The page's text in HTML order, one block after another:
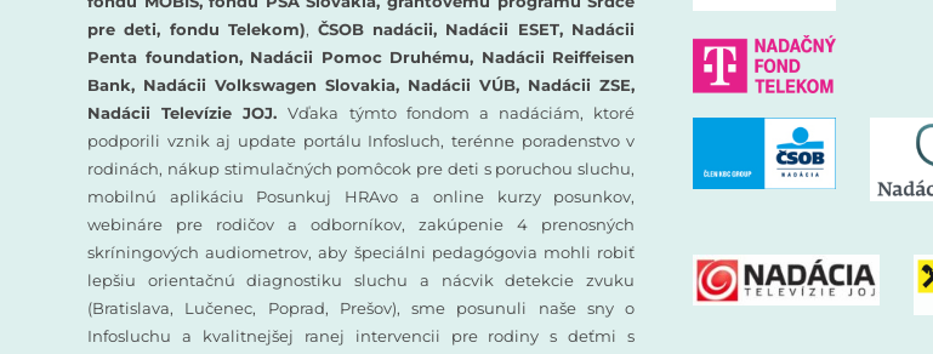
pre deti, fondu Telekom), ČSOB nadácii, Nadácii ESET, Nadácii
Penta foundation, Nadácii Pomoc Druhému, Nadácii Reiffeisen
Bank, Nadácii Volkswagen Slovakia, Nadácii VÚB, Nadácii ZSE,
Nadácii Televízie JOJ.Vďaka týmto fondom a nadáciám, ktoré
podporili vznik aj update portálu Infosluch, terénne poradenstvo v
rodinách, nákup stimulačných pomôcok pre deti s poruchou sluchu,
mobilnú aplikáciu Posunkuj HRAvo a online kurzy posunkov,
webináre pre rodičov a odborníkov, zakúpenie 4 prenosných
skríningových audiometrov, aby špeciálni pedagógovia mohli robiť
lepšiu orientačnú diagnostiku sluchu a nácvik detekcie zvuku
(Bratislava, Lučenec, Poprad, Prešov), sme posunuli naše sny o
Infosluchu a kvalitnejšej ranej intervencii pre rodiny s deťmi s